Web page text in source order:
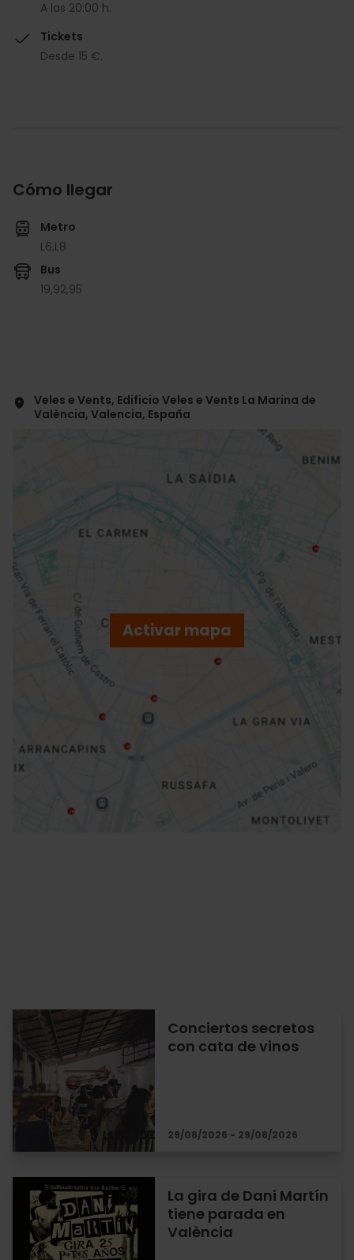
A las 20:00 h.
Tickets
Desde 15 €.
Cómo llegar
Metro
L6,L8
Bus
19,92,95
Veles e Vents, Edificio Veles e Vents La Marina de
València, Valencia, España
Activar mapa
Cómo llegar
Conciertos secretos
con cata de vinos
29/08/2026 - 29/08/2026
La gira de Dani Martín
tiene parada en
València